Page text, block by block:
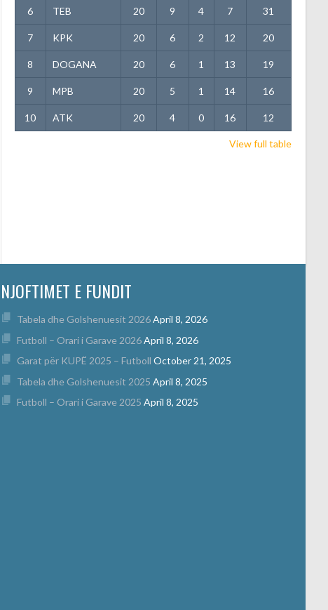
6 TEB 20 9 4 7 31
7 KPK 20 6 2 12 20
8 DOGANA 20 6 1 13 19
9 MPB 20 5 1 14 16
10 ATK 20 4 0 16 12
View full table
NJOFTIMET E FUNDIT
Tabela dhe Golshenuesit 2026 April 8, 2026
Futboll – Orari i Garave 2026 April 8, 2026
Garat për KUPË 2025 – Futboll October 21, 2025
Tabela dhe Golshenuesit 2025 April 8, 2025
Futboll – Orari i Garave 2025 April 8, 2025